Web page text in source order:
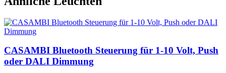
CASAMBI Bluetooth Steuerung für 1-10 Volt, Push
oder DALI Dimmung